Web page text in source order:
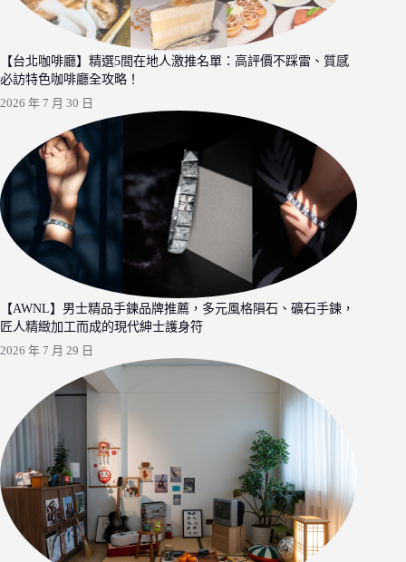
【台北咖啡廳】精選5間在地人激推名單：高評價不踩雷、質感
必訪特色咖啡廳全攻略！
2026 年 7 月 30 日
【AWNL】男士精品手鍊品牌推薦，多元風格隕石、礦石手鍊，
匠人精緻加工而成的現代紳士護身符
2026 年 7 月 29 日